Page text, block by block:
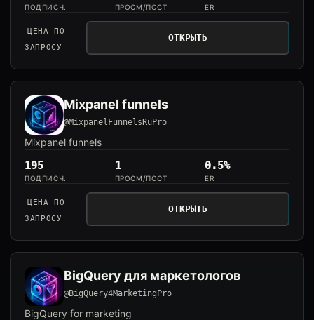
ПОДПИСЧ. ПРОСМ/ПОСТ ER
ЦЕНА ПО
ЗАПРОСУ
ОТКРЫТЬ
Mixpanel funnels
@MixpanelFunnelsRuPro
Mixpanel funnels
195
ПОДПИСЧ.
1
ПРОСМ/ПОСТ
0.5%
ER
ЦЕНА ПО
ЗАПРОСУ
ОТКРЫТЬ
BigQuery для маркетологов
@BigQuery4MarketingPro
BigQuery for marketing